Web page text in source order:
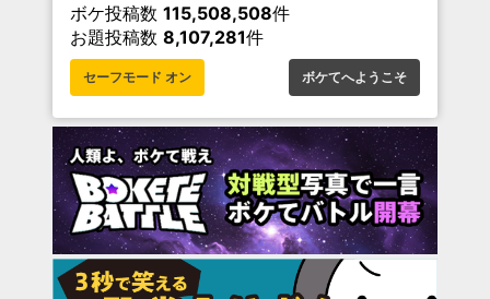
ボケ投稿数 115,508,508件
お題投稿数 8,107,281件
セーフモード オン ボケてへようこそ